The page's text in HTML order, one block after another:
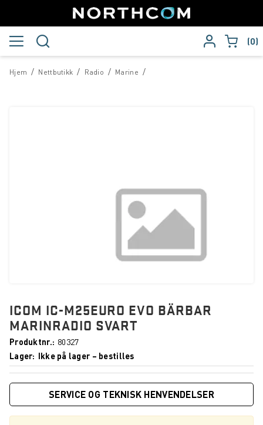
0
/
Hjem /
Nettbutikk /
Radio /
Marine
ICOM IC-M25EURO EVO BÄRBAR
MARINRADIO SVART
Produktnr.
80327
Lager
Ikke på lager – bestilles
SERVICE OG TEKNISK HENVENDELSER